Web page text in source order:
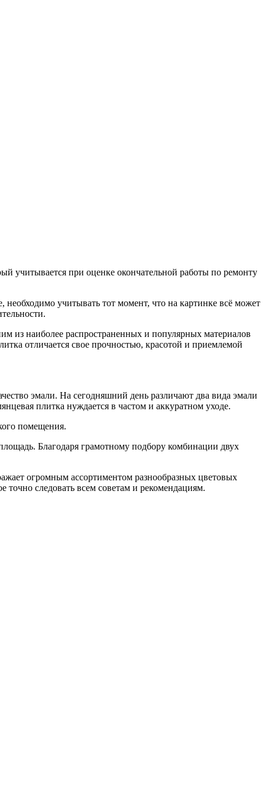
учитывается при оценке окончательной работы по ремонту
учитывать тот момент, что на картинке всё может
из наиболее распространенных и популярных материалов
отличается свое прочностью, красотой и приемлемой
эмали. На сегодняшний день различают два вида эмали
плитка нуждается в частом и аккуратном уходе.
помещения.
Благодаря грамотному подбору комбинации двух
огромным ассортиментом разнообразных цветовых
следовать всем советам и рекомендациям.